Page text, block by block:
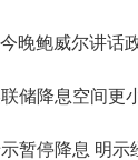
晚鲍威尔讲话
储降息空间更
暂停降息 明示